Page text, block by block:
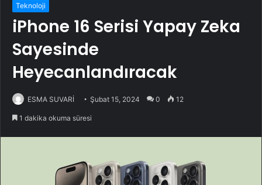
Teknoloji
iPhone 16 Serisi Yapay Zeka
Sayesinde
Heyecanlandıracak
ESMA SUVARİ Şubat 15, 2024 0 12
1 dakika okuma süresi